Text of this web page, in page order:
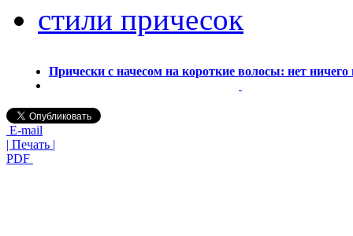
стили причесок
Прически с начесом на короткие волосы: нет ничего
E-mail
| Печать |
PDF